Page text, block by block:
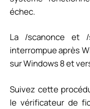
échec.
La /scanonce et
interrompue après
sur Windows 8 et
Suivez cette
le vérificateur de